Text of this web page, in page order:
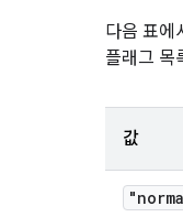
다음 표에
플래그 목
값